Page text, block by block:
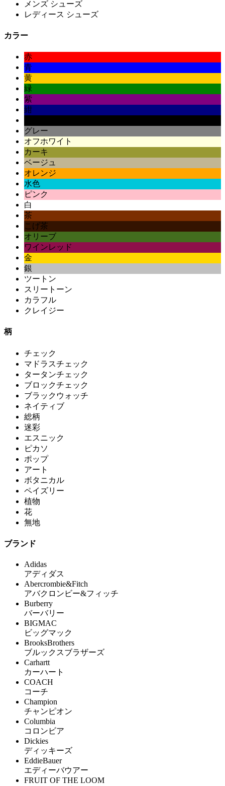
メンズ シューズ
レディース シューズ
カラー
赤
青
黄
緑
紫
紺
グレー
オフホワイト
カーキ
ベージュ
オレンジ
水色
ピンク
白
茶
こげ茶
オリーブ
ワインレッド
金
銀
ツートン
スリートーン
カラフル
クレイジー
柄
チェック
マドラスチェック
タータンチェック
ブロックチェック
ブラックウォッチ
ネイティブ
総柄
迷彩
エスニック
ピカソ
ポップ
アート
ボタニカル
ペイズリー
植物
花
無地
ブランド
Adidas
アディダス
Abercrombie&Fitch
アバクロンビー&フィッチ
Burberry
バーバリー
BIGMAC
ビッグマック
BrooksBrothers
ブルックスブラザーズ
Carhartt
カーハート
COACH
コーチ
Champion
チャンピオン
Columbia
コロンビア
Dickies
ディッキーズ
EddieBauer
エディーバウアー
FRUIT OF THE LOOM